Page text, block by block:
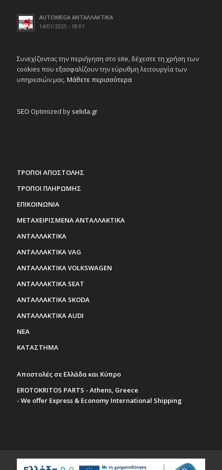
AUTOMEGA ΑΝΤΑΛΛΑΚΤΙΚΑ
14/01/2025 - 18:01
Συνεχίζοντας την περιήγηση στο site, δέχεστε τη χρήση των
cookies που εξασφαλίζουν την εύρυθμη λειτουργία των
υπηρεσιών μας. Μάθετε περισσότερα
SEO Optimized by selida.gr
ΤΡΟΠΟΙ ΑΠΟΣΤΟΛΗΣ
ΤΡΟΠΟΙ ΠΛΗΡΩΜΗΣ
ΕΠΙΚΟΙΝΩΝΙΑ
ΜΕΤΑΧΕΙΡΙΣΜΕΝΑ ΑΝΤΑΛΛΑΚΤΙΚΑ
ΑΝΤΑΛΛΑΚΤΙΚΑ
ΑΝΤΑΛΛΑΚΤΙΚΑ VAG
ΑΝΤΑΛΛΑΚΤΙΚΑ VOLKSWAGEN
ΑΝΤΑΛΛΑΚΤΙΚΑ SEAT
ΑΝΤΑΛΛΑΚΤΙΚΑ SKODA
ΑΝΤΑΛΛΑΚΤΙΚΑ AUDI
ΝΕΑ
ΚΑΤΑΣΤΗΜΑ
Αποστολές σε Ελλάδα και Κύπρο
EROTOKRITOS PARTS - Athens, Greece
- We offer Express & Economy International Shipping